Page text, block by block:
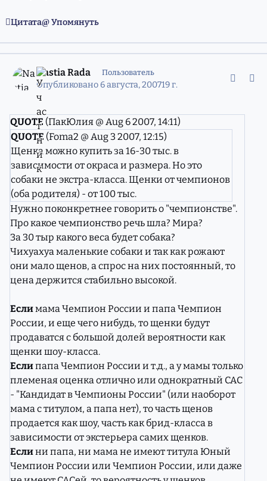
Цитата Упомянуть
Nastia Rada Пользователь
Опубликовано 6 августа, 200719 г.
QUOTE (ПакЮлия @ Aug 6 2007, 14:11)
QUOTE (Foma2 @ Aug 3 2007, 12:15)
Щенка можно купить за 16-30 тыс. в
зависимости от окраса и размера. Но это
собаки не экстра-класса. Щенки от чемпионов
(оба родителя) - от 100 тыс.
Нужно поконкретнее говорить о "чемпионстве".
Про какое чемпионство речь шла? Мира?
За 30 тыр какого веса будет собака?
Чихуахуа маленькие собаки и так как рожают
они мало щенов, а спрос на них постоянный, то
цена держится стабильно высокой.
Еслимама Чемпион России и папа Чемпион
России, и еще чего нибудь, то щенки будут
продаватся с большой долей вероятности как
щенки шоу-класса.
Еслипапа Чемпион России и т.д., а у мамы только
племеная оценка отлично или однократный САС
- "Кандидат в Чемпионы России" (или наоборот
мама с титулом, а папа нет), то часть щенов
продается как шоу, часть как брид-класса в
зависимости от экстерьера самих щенков.
Еслини папа, ни мама не имеют титула Юный
Чемпион России или Чемпион России, или даже